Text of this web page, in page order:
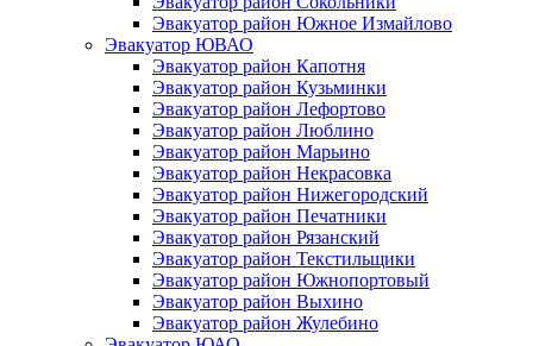
Эвакуатор район Южное Измайлово
Эвакуатор ЮВАО
Эвакуатор район Капотня
Эвакуатор район Кузьминки
Эвакуатор район Лефортово
Эвакуатор район Люблино
Эвакуатор район Марьино
Эвакуатор район Некрасовка
Эвакуатор район Нижегородский
Эвакуатор район Печатники
Эвакуатор район Рязанский
Эвакуатор район Текстильщики
Эвакуатор район Южнопортовый
Эвакуатор район Выхино
Эвакуатор район Жулебино